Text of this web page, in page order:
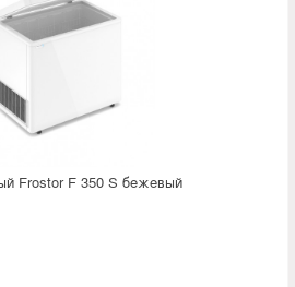
Frostor F 350 S бежевый